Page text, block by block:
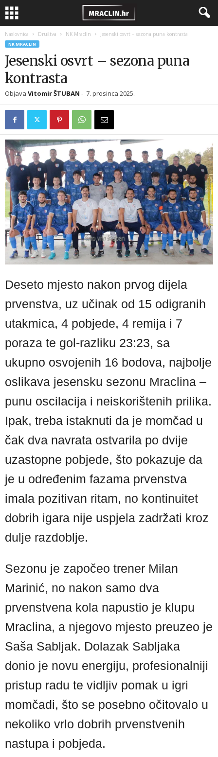
Naslovnica Društva NK Mraclin Jesenski osvrt – sezona puna kontrasta
NK MRACLIN
Jesenski osvrt – sezona puna
kontrasta
Objava Vitomir ŠTUBAN - 7. prosinca 2025.
Deseto mjesto nakon prvog dijela
prvenstva, uz učinak od 15 odigranih
utakmica, 4 pobjede, 4 remija i 7
poraza te gol-razliku 23:23, sa
ukupno osvojenih 16 bodova, najbolje
oslikava jesensku sezonu Mraclina –
punu oscilacija i neiskorištenih prilika.
Ipak, treba istaknuti da je momčad u
čak dva navrata ostvarila po dvije
uzastopne pobjede, što pokazuje da
je u određenim fazama prvenstva
imala pozitivan ritam, no kontinuitet
dobrih igara nije uspjela zadržati kroz
dulje razdoblje.
Sezonu je započeo trener Milan
Marinić, no nakon samo dva
prvenstvena kola napustio je klupu
Mraclina, a njegovo mjesto preuzeo je
Saša Sabljak. Dolazak Sabljaka
donio je novu energiju, profesionalniji
pristup radu te vidljiv pomak u igri
momčadi, što se posebno očitovalo u
nekoliko vrlo dobrih prvenstvenih
nastupa i pobjeda.